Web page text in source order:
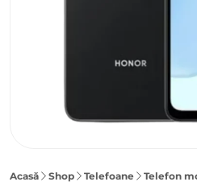
Acasă Shop Telefoane Telefon mobil